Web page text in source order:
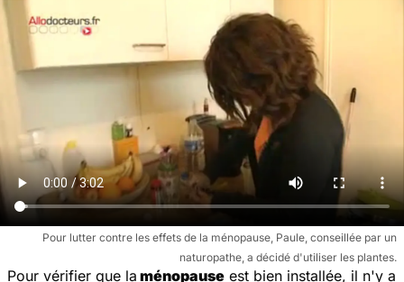
Pour lutter contre les effets de la ménopause, Paule, conseillée par un
naturopathe, a décidé d'utiliser les plantes.
Pour vérifier que la ménopause est bien installée, il n'y a